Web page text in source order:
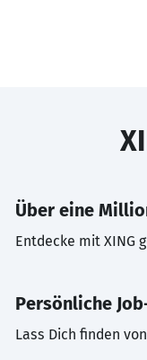
Über eine
Entdecke mit XING
Persönliche
Lass Dich finden